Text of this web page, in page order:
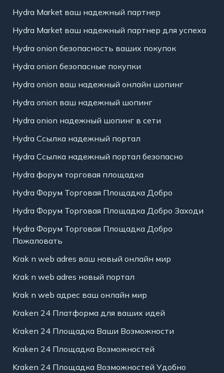
Hydra Market ваш надежный партнер
Hydra Market ваш надежный партнер для успеха
Hydra onion безопасность ваших покупок
Hydra onion безопасные покупки
Hydra onion ваш надежный онлайн шопинг
Hydra onion ваш надежный шопинг
Hydra onion надежный шопинг в сети
Hydra Ссылка надежный портал
Hydra Ссылка надежный портал безопасно
Hydra форум торговая площадка
Hydra Форум Торговая Площадка Добро
Hydra Форум Торговая Площадка Добро Заходи
Hydra Форум Торговая Площадка Добро
Пожаловать
Krak n web adres ваш новый онлайн мир
Krak n web adres новый портал
Krak n web адрес ваш онлайн мир
Kraken 24 Платформа для ваших идей
Kraken 24 Площадка Ваши Возможности
Kraken 24 Площадка Возможностей
Kraken 24 Площадка Возможностей Удобно